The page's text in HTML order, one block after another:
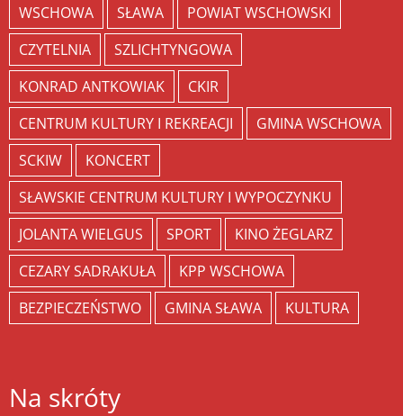
WSCHOWA SŁAWA
POWIAT WSCHOWSKI
CZYTELNIA
SZLICHTYNGOWA
KONRAD ANTKOWIAK
CKIR
CENTRUM KULTURY I REKREACJI
GMINA WSCHOWA
SCKIW
KONCERT
SŁAWSKIE CENTRUM KULTURY I WYPOCZYNKU
JOLANTA WIELGUS
SPORT
KINO ŻEGLARZ
CEZARY SADRAKUŁA
KPP WSCHOWA
BEZPIECZEŃSTWO
GMINA SŁAWA KULTURA
Na skróty